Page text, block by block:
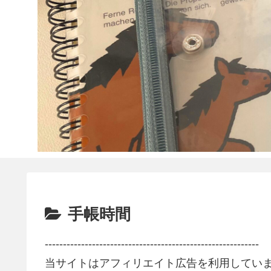
手帳時間
-----------------------------------------------------------
当サイトはアフィリエイト広告を利用してい